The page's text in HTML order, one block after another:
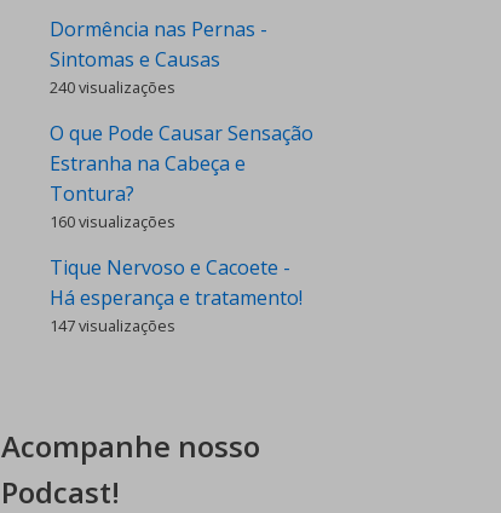
Dormência nas Pernas -
Sintomas e Causas
240 visualizações
O que Pode Causar Sensação
Estranha na Cabeça e
Tontura?
160 visualizações
Tique Nervoso e Cacoete -
Há esperança e tratamento!
147 visualizações
Acompanhe nosso
Podcast!